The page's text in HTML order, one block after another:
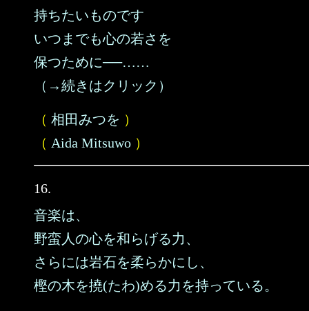
持ちたいものです
いつまでも心の若さを
保つために──……
（→続きはクリック）
（ 相田みつを ）
（ Aida Mitsuwo ）
16.
音楽は、
野蛮人の心を和らげる力、
さらには岩石を柔らかにし、
樫の木を撓(たわ)める力を持っている。